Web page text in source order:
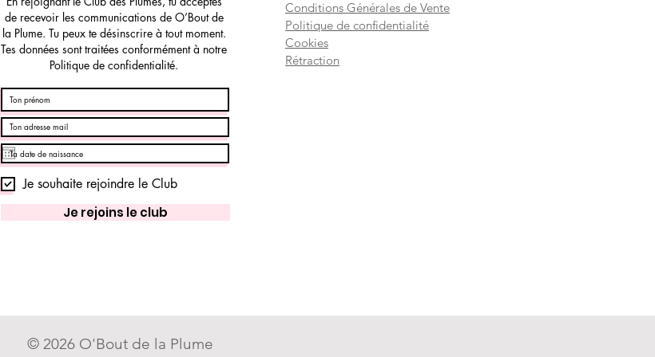
de recevoir les communications de O’Bout de
la Plume. Tu peux te désinscrire à tout moment.
Tes données sont traitées conformément à notre
Politique de confidentialité.
Je souhaite rejoindre le Club
Je rejoins le club
Conditions Générales de Vente
Politique de confidentialité
Cookies
Rétraction
© 2026 O'Bout de la Plume